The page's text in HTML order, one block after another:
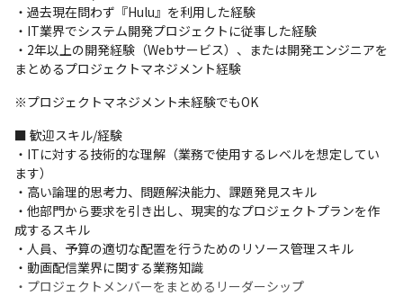
・少数人数で開発、運営しているので、自分の担当業務以外のこ
とにも携わり、知識や経験を得ることができます
・短期的ではなく、継続的に成長し続けるサービスにしていく為
に柔軟な選択を取り続けられる現場で、実際に手を動かすエンジ
ニアや部員が楽しく働ける環境です
・『Hulu』の動画配信管理システムをつくるという面白さがある
ほか、活躍次第ではHuluフロントエンド開発のプロジェクトマネ
ージャーへと幅を広げていける魅力があります
・『Hulu』のコメント欄やユーザーアンケート、CSチームからの
ユーザーの声の共有を通して、業務へのやりがいを感じることが
できます
・過去現在問わず『Hulu』を利用した経験
・IT業界でシステム開発プロジェクトに従事した経験
・2年以上の開発経験（Webサービス）、または開発エンジニアを
まとめるプロジェクトマネジメント経験
※プロジェクトマネジメント未経験でもOK
■ 歓迎スキル/経験
・ITに対する技術的な理解（業務で使用するレベルを想定してい
ます）
・高い論理的思考力、問題解決能力、課題発見スキル
・他部門から要求を引き出し、現実的なプロジェクトプランを作
成するスキル
・人員、予算の適切な配置を行うためのリソース管理スキル
・動画配信業界に関する業務知識
・プロジェクトメンバーをまとめるリーダーシップ